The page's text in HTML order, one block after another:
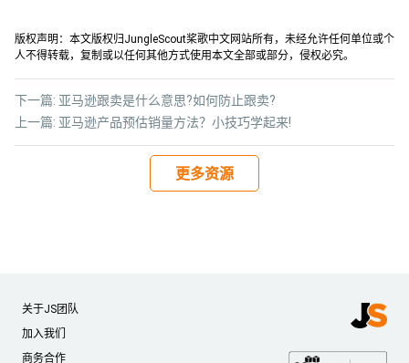
版权声明：本文版权归JungleScout桨歌中文网站所有，未经允许任何单位或个
人不得转载，复制或以任何其他方式使用本文全部或部分，侵权必究。
上一篇: 亚马逊产品预估销量方法？小技巧学起来!
下一篇: 亚马逊跟卖是什么意思?如何防止跟卖?
更多资源
关于JS团队
加入我们
商务合作